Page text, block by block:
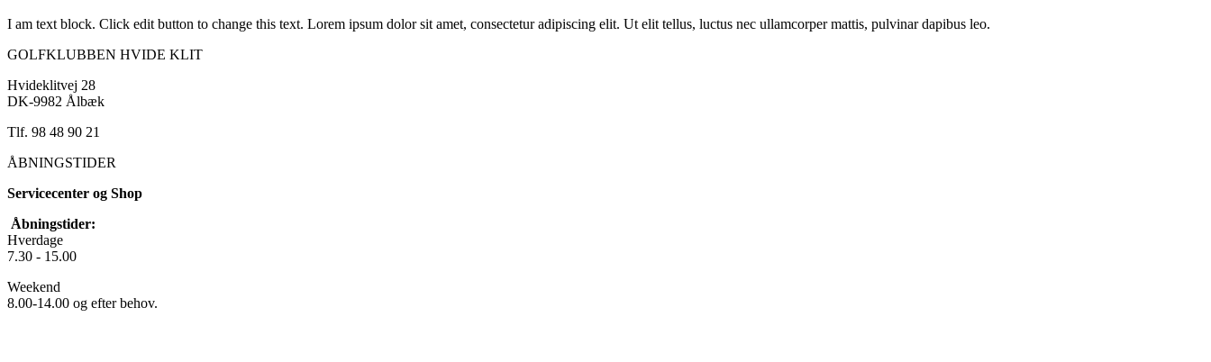
I am text block. Click edit button to change this text. Lorem ipsum dolor sit amet, consectetur adipiscing elit. Ut elit tellus, luctus nec ullamcorper mattis, pulvinar dapibus leo.
GOLFKLUBBEN HVIDE KLIT
Hvideklitvej 28
DK-9982 Ålbæk
Tlf. 98 48 90 21
ÅBNINGSTIDER
Servicecenter og Shop
Åbningstider:
Hverdage
7.30 - 15.00
Weekend
8.00-14.00 og efter behov.